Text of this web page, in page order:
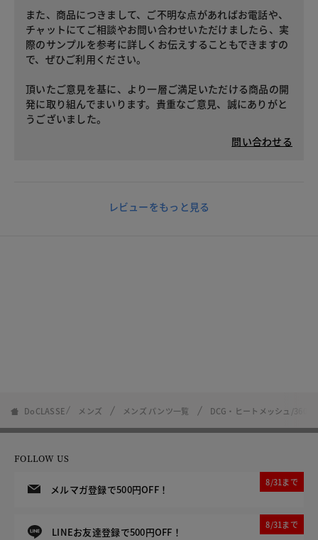
また、商品につきまして、ご不明な点があればお電話や、
チャットにてご相談やお問い合わせいただけましたら、実
際のサンプルを参考に詳しくお伝えすることもできますの
で、ぜひご利用ください。
頂いたご意見を基に、より一層ご満足いただける商品の開
発に取り組んでまいります。貴重なご意見、誠にありがと
うございました。
問い合わせる
レビューをもっと見る
DoCLASSE メンズ メンズ パンツ一覧 DCG・ヒートメッシュ/360°
FOLLOW US
メルマガ登録で500円OFF！
8/31まで
LINEお友達登録で500円OFF！
8/31まで